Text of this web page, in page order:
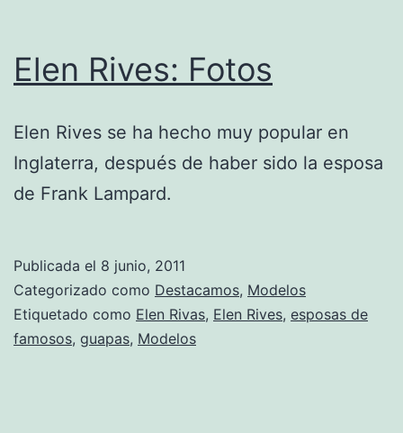
Elen Rives: Fotos
Elen Rives se ha hecho muy popular en
Inglaterra, después de haber sido la esposa
de Frank Lampard.
Publicada el 8 junio, 2011
Categorizado como Destacamos, Modelos
Etiquetado como Elen Rivas, Elen Rives, esposas de
famosos, guapas, Modelos